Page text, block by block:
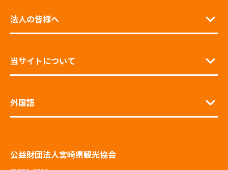
法人の皆様へ
当サイトについて
外国語
公益財団法人宮崎県観光協会